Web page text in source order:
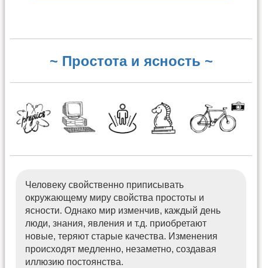
~ Простота и ясность ~
Человеку свойственно приписывать
окружающему миру свойства простоты и
ясности. Однако мир изменчив, каждый день
люди, знания, явления и т.д. приобретают
новые, теряют старые качества. Изменения
происходят медленно, незаметно, создавая
иллюзию постоянства.